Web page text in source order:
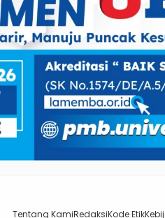
Tentang KamiRedaksiKode Etik